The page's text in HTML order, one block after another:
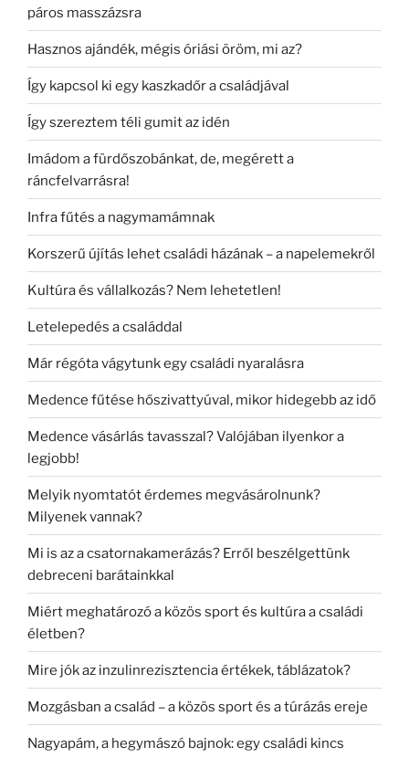
páros masszázsra
Hasznos ajándék, mégis óriási öröm, mi az?
Így kapcsol ki egy kaszkadőr a családjával
Így szereztem téli gumit az idén
Imádom a fürdőszobánkat, de, megérett a
ráncfelvarrásra!
Infra fűtés a nagymamámnak
Korszerű újítás lehet családi házának – a napelemekről
Kultúra és vállalkozás? Nem lehetetlen!
Letelepedés a családdal
Már régóta vágytunk egy családi nyaralásra
Medence fűtése hőszivattyúval, mikor hidegebb az idő
Medence vásárlás tavasszal? Valójában ilyenkor a
legjobb!
Melyik nyomtatót érdemes megvásárolnunk?
Milyenek vannak?
Mi is az a csatornakamerázás? Erről beszélgettünk
debreceni barátainkkal
Miért meghatározó a közös sport és kultúra a családi
életben?
Mire jók az inzulinrezisztencia értékek, táblázatok?
Mozgásban a család – a közös sport és a túrázás ereje
Nagyapám, a hegymászó bajnok: egy családi kincs